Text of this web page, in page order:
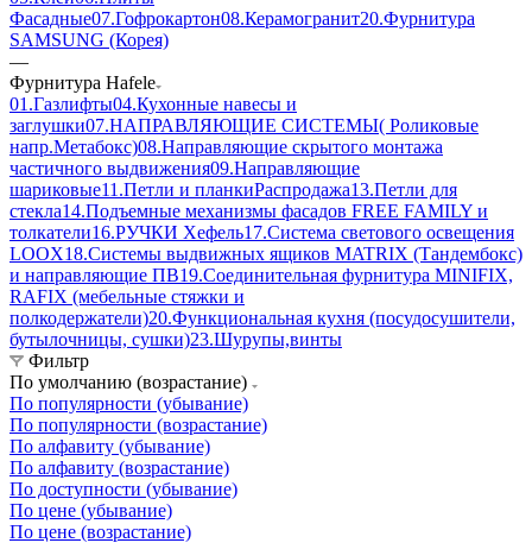
Фасадные07.Гофрокартон08.Керамогранит20.Фурнитура
SAMSUNG (Корея)
—
Фурнитура Hafele
01.Газлифты04.Кухонные навесы и
заглушки07.НАПРАВЛЯЮЩИЕ СИСТЕМЫ( Роликовые
напр.Метабокс)08.Направляющие скрытого монтажа
частичного выдвижения09.Направляющие
шариковые11.Петли и планкиРаспродажа13.Петли для
стекла14.Подъемные механизмы фасадов FREE FAMILY и
толкатели16.РУЧКИ Хефель17.Система светового освещения
LOOX18.Системы выдвижных ящиков MATRIX (Тандембокс)
и направляющие ПВ19.Соединительная фурнитура MINIFIX,
RAFIX (мебельные стяжки и
полкодержатели)20.Функциональная кухня (посудосушители,
бутылочницы, сушки)23.Шурупы,винты
Фильтр
По умолчанию (возрастание)
По популярности (убывание)
По популярности (возрастание)
По алфавиту (убывание)
По алфавиту (возрастание)
По доступности (убывание)
По цене (убывание)
По цене (возрастание)